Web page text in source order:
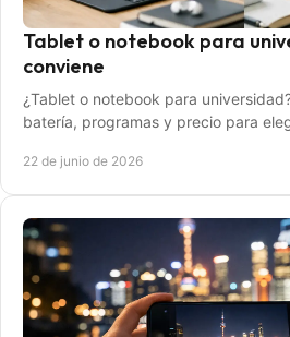
Tablet o notebook para
conviene
¿Tablet o notebook para
batería, programas y precio para
22 de junio de 2026